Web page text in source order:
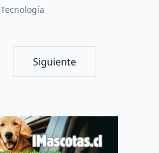
Tecnología
Siguiente